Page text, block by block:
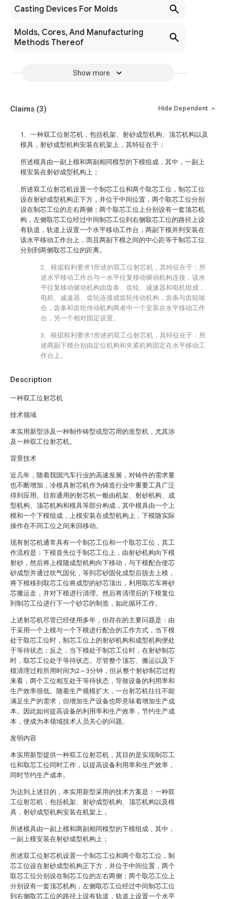
Casting Devices For Molds
Molds, Cores, And Manufacturing
Methods Thereof
Show more
Description
一种双工位射芯机
技术领域
本实用新型涉及一种制作铸型或型芯用的造型机，尤其涉
及一种双工位射芯机。
背景技术
近几年，随着我国汽车行业的高速发展，对铸件的需求量
也不断增加，冷模具射芯机作为铸造行业中重要工具广泛
得到应用。目前通用的射芯机一般由机架、射砂机构、成
型机构、顶芯机构和模具等部分构成，其中模具由一个上
模和一个下模组成，上模安装在成型机构上，下模随实际
操作在不同工位之间来回移动。
现有射芯机通常具有一个制芯工位和一个取芯工位，其工
作流程是：下模首先位于制芯工位上，由射砂机构向下模
射砂，然后将上模随成型机构向下移动，与下模配合使芯
砂成型并通过吹气固化，等到芯砂固化成型后脱去上模，
将下模移到取芯工位将成型的砂芯顶出，利用取芯车将砂
芯搬运走，并对下模进行清理。然后将清理后的下模复位
到制芯工位进行下一个砂芯的制造，如此循环工作。
上述射芯机尽管已经使用多年，但存在的主要问题是：由
于采用一个上模与一个下模进行配合的工作方式，当下模
处于取芯工位时，制芯工位上的射砂机构和成型机构便处
于等待状态；反之，当下模处于制芯工位时，在射砂制芯
时，取芯工位处于等待状态。尽管整个顶芯、搬运以及下
模清理过程所用时间为2～3分钟，但从整个射砂制芯过程
来看，两个工位相互处于等待状态，导致设备的利用率和
生产效率很低。随着生产规模扩大，一台射芯机往往不能
满足生产的需求，但增加生产设备也即意味着增加生产成
本。因此如何提高设备的利用率和生产效率，节约生产成
本，便成为本领域技术人员关心的问题。
发明内容
本实用新型提供一种双工位射芯机，其目的是实现制芯工
位和取芯工位同时工作，以提高设备利用率和生产效率，
同时节约生产成本。
为达到上述目的，本实用新型采用的技术方案是：一种双
工位射芯机，包括机架、射砂成型机构、顶芯机构以及模
具，射砂成型机构安装在机架上，
所述模具由一副上模和两副相同模型的下模组成，其中，
一副上模安装在射砂成型机构上；
所述双工位射芯机设置一个制芯工位和两个取芯工位，制
芯工位设在射砂成型机构正下方，并位于中间位置，两个
取芯工位分别设在制芯工位的左右两侧；两个取芯工位上
分别设有一套顶芯机构，左侧取芯工位经过中间制芯工位
到右侧取芯工位的路径上设有轨道，轨道上设置一个水平
Claims (3) Hide Dependent
1、一种双工位射芯机，包括机架、射砂成型机构、顶芯机构以及
模具，射砂成型机构安装在机架上，其特征在于：
所述模具由一副上模和两副相同模型的下模组成，其中，一副上
模安装在射砂成型机构上；
所述双工位射芯机设置一个制芯工位和两个取芯工位，制芯工位
设在射砂成型机构正下方，并位于中间位置，两个取芯工位分别
设在制芯工位的左右两侧；两个取芯工位上分别设有一套顶芯机
构，左侧取芯工位经过中间制芯工位到右侧取芯工位的路径上设
有轨道，轨道上设置一个水平移动工作台，两副下模并列安装在
该水平移动工作台上，而且两副下模之间的中心距等于制芯工位
分别到两侧取芯工位的距离。
2、根据权利要求1所述的双工位射芯机，其特征在于：所
述水平移动工作台与一水平往复移动驱动机构连接，该水
平往复移动驱动机构由齿条、齿轮、减速器和电机组成，
电机、减速器、齿轮连接成齿轮传动机构，齿条与齿轮啮
合，齿条和齿轮传动机构两者中一个安装在水平移动工作
台，另一个相对固定设置。
3、根据权利要求1所述的双工位射芯机，其特征在于：所
述两副下模分别由定位机构和夹紧机构固定在水平移动工
作台上。